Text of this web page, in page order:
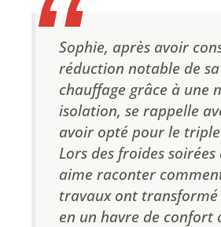
Sophie, après avoir
réduction notable de
chauffage grâce à une
isolation, se rappelle
avoir opté pour le
Lors des froides soirées
aime raconter
travaux ont transformé
en un havre de confort